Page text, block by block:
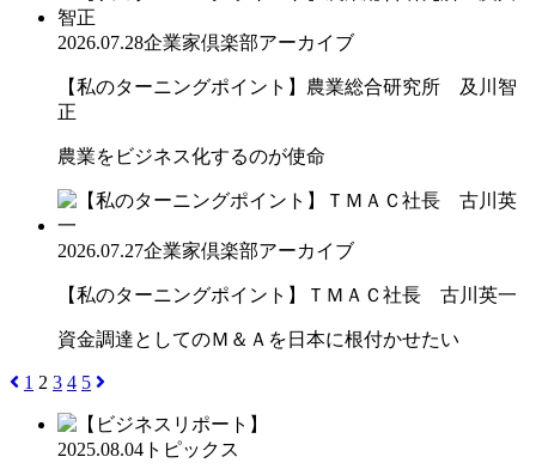
2026.07.28企業家倶楽部アーカイブ
【私のターニングポイント】農業総合研究所 及川智
正
農業をビジネス化するのが使命
2026.07.27企業家倶楽部アーカイブ
【私のターニングポイント】ＴＭＡＣ社長 古川英一
資金調達としてのＭ＆Ａを日本に根付かせたい
1 2 3 4 5
2025.08.04 トピックス